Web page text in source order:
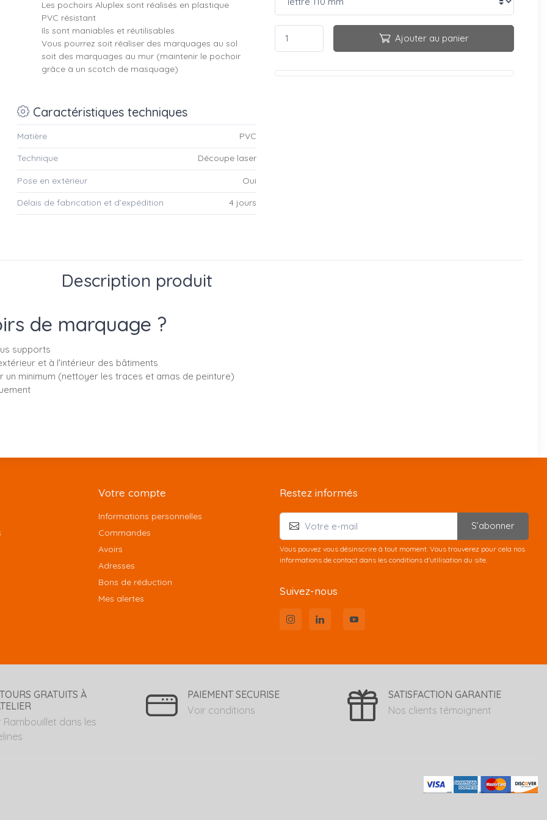
Les pochoirs Aluplex sont réalisés en plastique
PVC résistant
Ils sont maniables et réutilisables
Vous pourrez soit réaliser des marquages au sol
soit des marquages au mur (maintenir le pochoir
grâce à un scotch de masquage)
Caractéristiques techniques
Matière PVC
Technique Découpe laser
Pose en extérieur Oui
Délais de fabrication et d’expédition 4 jours
Ajouter au panier
Description produit
de marquage ?
supports
et à l'intérieur des bâtiments
minimum (nettoyer les traces et amas de peinture)
Votre compte
Informations personnelles
Commandes
Avoirs
Adresses
Bons de réduction
Mes alertes
Restez informés
S’abonner
Vous pouvez vous désinscrire à tout moment. Vous trouverez pour cela nos
informations de contact dans les conditions d'utilisation du site.
Suivez-nous
GRATUITS À
Rambouillet dans les
PAIEMENT SECURISE
Voir conditions
SATISFACTION GARANTIE
Nos clients témoignent